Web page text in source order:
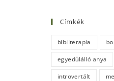
Címkék
bibliterapia
egyedülálló anya
introvertált